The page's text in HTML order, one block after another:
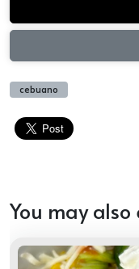
cebuano
You may also